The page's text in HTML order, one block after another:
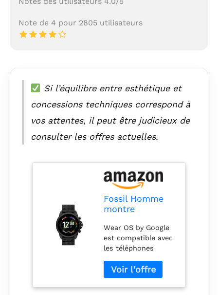
Note de 4 pour 2805 utilisateurs
Si l’équilibre entre esthétique et
concessions techniques correspond à
vos attentes, il peut être judicieux de
consulter les offres actuelles.
Fossil Homme
montre
avec haut-
parleur,
fréquence
cardiaque, NFC
et alertes pour
smartphones$
FTW4066
Wear OS by Google
est compatible avec
les téléphones
dernière version
d’android (à
l’exception de